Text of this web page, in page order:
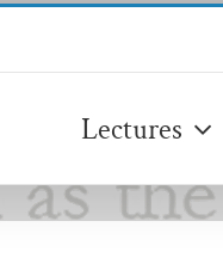
Lectures